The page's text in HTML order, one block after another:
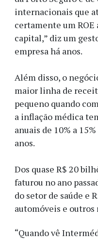
internacionais que
certamente um ROE
capital,” diz um
empresa há anos.
Além disso, o
maior linha de
pequeno quando
a inflação médica
anuais de 10% a
anos.
Dos quase R$ 20
faturou no ano
do setor de saúde e
automóveis e
“Quando vê